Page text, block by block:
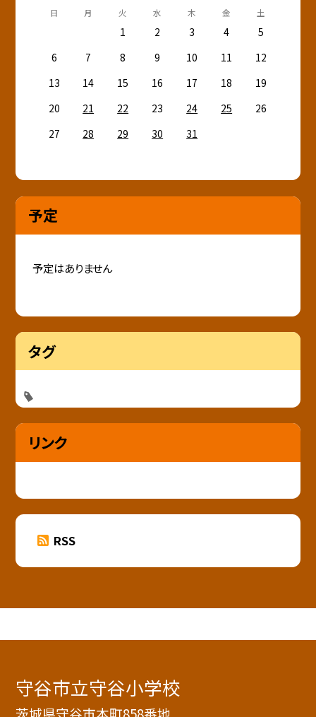
日 月 火 水 木 金 土
1 2 3 4
5
6
7 8 9 10 11
12
13
14 15 16 17 18
19
20
21 22 23 24 25
26
27
28 29 30 31
予定
予定はありません
タグ
リンク
RSS
守谷市立守谷小学校